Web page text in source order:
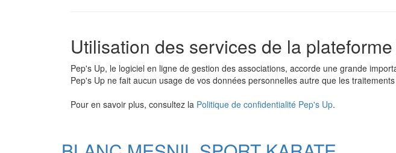
Utilisation des services de la
Pep's Up, le logiciel en ligne de gestion des associations, accorde une grande
Pep's Up ne fait aucun usage de vos données personnelles autre que les
Pour en savoir plus, consultez la Politique de confidentialité Pep's Up.